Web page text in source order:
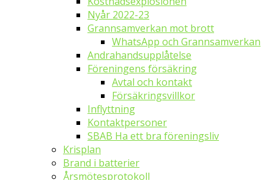
Nyår 2022-23
Grannsamverkan mot brott
WhatsApp och Grannsamverkan
Andrahandsupplåtelse
Föreningens försäkring
Avtal och kontakt
Försäkringsvillkor
Inflyttning
Kontaktpersoner
SBAB Ha ett bra föreningsliv
Krisplan
Brand i batterier
Årsmötesprotokoll